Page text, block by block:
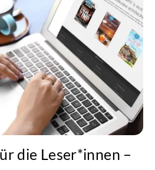
die Leser*innen –